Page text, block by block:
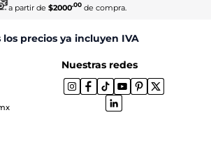
a partir de $2000.00de compra.
los precios ya incluyen IVA
Nuestras redes